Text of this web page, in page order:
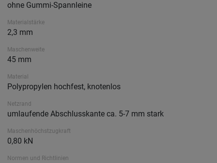
ohne Gummi-Spannleine
Materialstärke
2,3 mm
Maschenweite
45 mm
Material
Polypropylen hochfest, knotenlos
Netzrand
umlaufende Abschlusskante ca. 5-7 mm stark
Maschenhöchstzugkraft
0,80 kN
Normen und Richtlinien